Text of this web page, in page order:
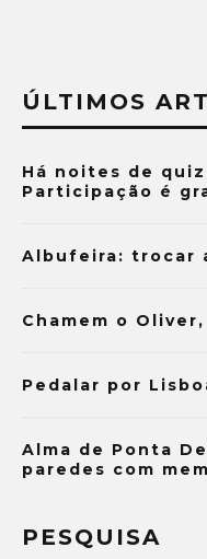
ÚLTIMOS
Há noites de
Participação é
Albufeira: trocar
Chamem o
Pedalar por
Alma de Ponta
paredes com
PESQUISA